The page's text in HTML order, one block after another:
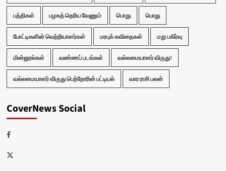
பத்திகள் பழகத் தெரிய வேணும் பொது பொது
போட்டிகளின் வெற்றியாளர்கள் மரபுக் கவிதைகள் மறு பகிர்வு
மின்னூல்கள் வண்ணப் படங்கள் வல்லமையாளர் விருது!
வல்லமையாளர் விருது பெற்றோரின் பட்டியல் வார ராசி பலன்
CoverNews Social
Facebook
Twitter